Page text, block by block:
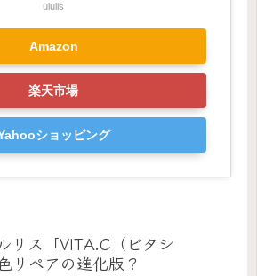
ululis
Amazon
楽天市場
ショッピング
リス「VITA.C（ビタシ
リペアの進化版？